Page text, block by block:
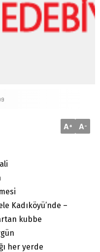
A+ A-
Kadıköyü’nde –
kubbe
her yerde